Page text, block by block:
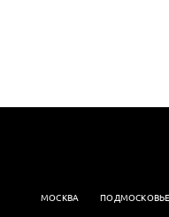
МОСКВА ПОДМОСКОВЬЕ